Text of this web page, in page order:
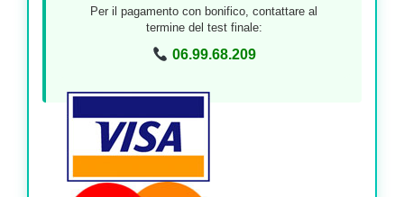
Per il pagamento con bonifico, contattare al
termine del test finale:
06.99.68.209